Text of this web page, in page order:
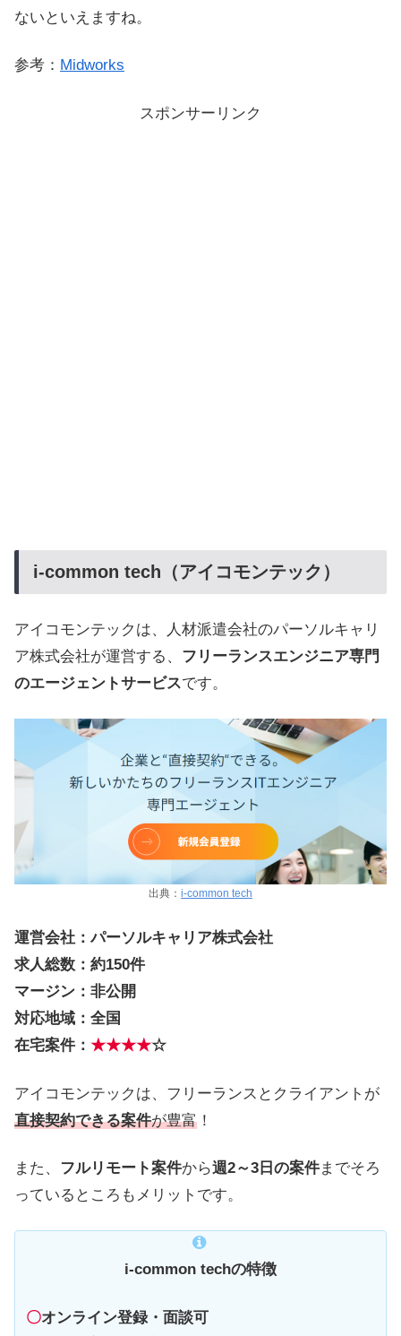
ないといえますね。
参考： Midworks
スポンサーリンク
i-common tech（アイコモンテック）
アイコモンテックは、人材派遣会社のパーソルキャリ
ア株式会社が運営する、 フリーランスエンジニア専門
のエージェントサービスです。
出典： i-common tech
運営会社：パーソルキャリア株式会社
求人総数：約150件
マージン：非公開
対応地域：全国
在宅案件： ★★★★☆
アイコモンテックは、フリーランスとクライアントが
直接契約できる案件が豊富 ！
また、 フルリモート案件から週2～3日の案件までそろ
っているところもメリットです。
i-common techの特徴
〇オンライン登録・面談可